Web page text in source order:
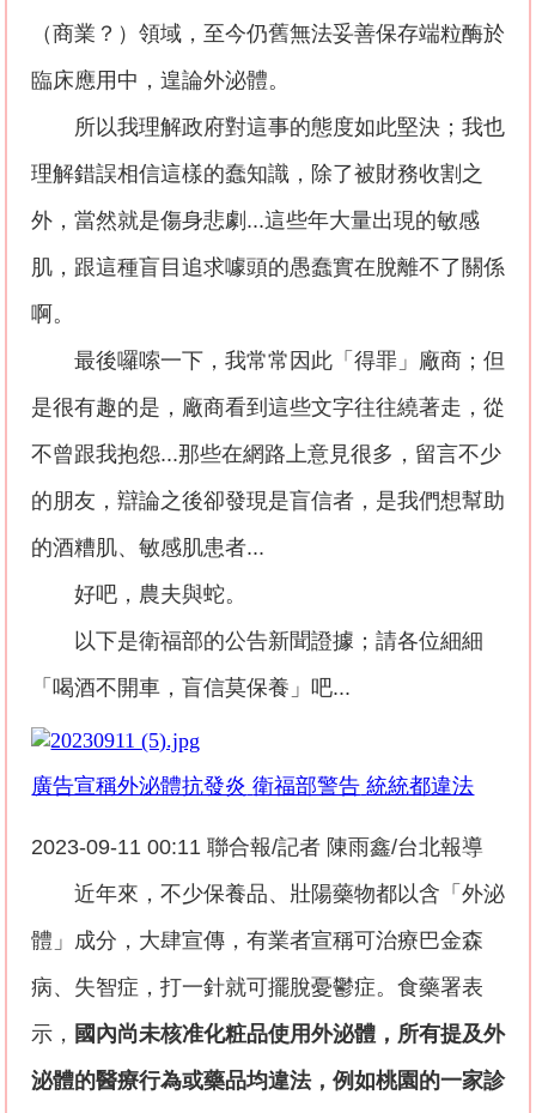
（商業？）領域，至今仍舊無法妥善保存端粒酶於
臨床應用中，遑論外泌體。
所以我理解政府對這事的態度如此堅決；我也
理解錯誤相信這樣的蠢知識，除了被財務收割之
外，當然就是傷身悲劇 ...這些年大量出現的敏感
肌，跟這種盲目追求噱頭的愚蠢實在脫離不了關係
啊。
最後囉嗦一下，我常常因此「得罪」廠商；但
是很有趣的是，廠商看到這些文字往往繞著走，從
不曾跟我抱怨...那些在網路上意見很多，留言不少
的朋友，辯論之後卻發現是盲信者，是我們想幫助
的酒糟肌、敏感肌患者...
好吧，農夫與蛇。
以下是衛福部的公告新聞證據；請各位細細
「喝酒不開車，盲信莫保養」吧...
廣告宣稱外泌體抗發炎 衛福部警告 統統都違法
2023-09-11 00:11聯合報/記者 陳雨鑫/台北報導
近年來，不少保養品、壯陽藥物都以含「外泌
體」成分，大肆宣傳，有業者宣稱可治療巴金森
病、失智症，打一針就可擺脫憂鬱症。食藥署表
示， 國內尚未核准化粧品使用外泌體，所有提及外
泌體的醫療行為或藥品均違法，例如桃園的一家診